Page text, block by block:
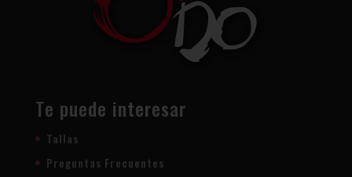
Te puede interesar
Tallas
Preguntas Frecuentes